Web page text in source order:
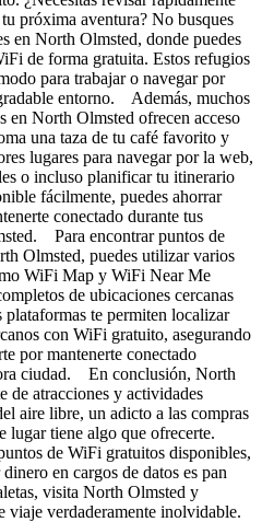
próxima aventura? No busques
en North Olmsted, donde puedes
de forma gratuita. Estos refugios
para trabajar o navegar por
entorno. Además, muchos
en North Olmsted ofrecen acceso
una taza de tu café favorito y
lugares para navegar por la web,
o incluso planificar tu itinerario
fácilmente, puedes ahorrar
conectado durante tus
Para encontrar puntos de
Olmsted, puedes utilizar varios
WiFi Map y WiFi Near Me
de ubicaciones cercanas
te permiten localizar
con WiFi gratuito, asegurando
por mantenerte conectado
ciudad. En conclusión, North
de atracciones y actividades
aire libre, un adicto a las compras
lugar tiene algo que ofrecerte.
de WiFi gratuitos disponibles,
en cargos de datos es pan
visita North Olmsted y
viaje verdaderamente inolvidable.